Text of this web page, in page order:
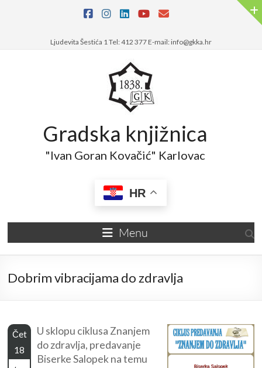
Ljudevita Šestića 1 Tel: 412 377 E-mail: info@gkka.hr
Gradska knjižnica
"Ivan Goran Kovačić" Karlovac
HR
Menu
Dobrim vibracijama do zdravlja
Čet
18
U sklopu ciklusa Znanjem
do zdravlja, predavanje
Biserke Salopek na temu